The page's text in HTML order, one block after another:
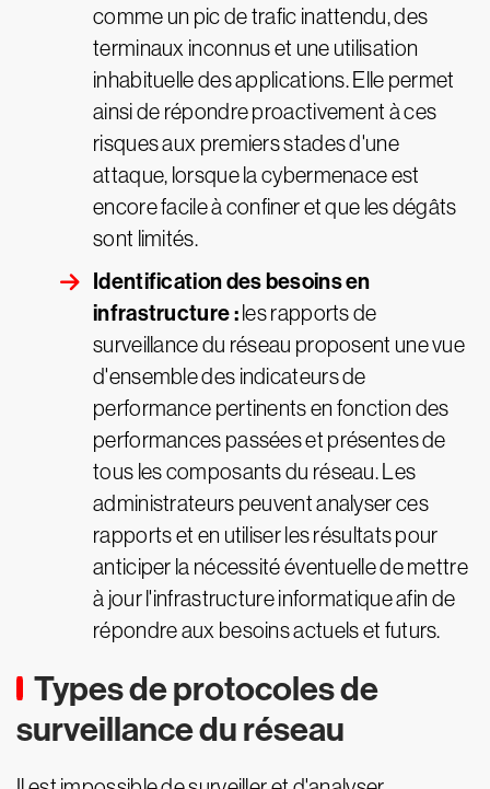
comme un pic de trafic inattendu, des
terminaux inconnus et une utilisation
inhabituelle des applications. Elle permet
ainsi de répondre proactivement à ces
risques aux premiers stades d'une
attaque, lorsque la cybermenace est
encore facile à confiner et que les dégâts
sont limités.
Identification des besoins en
infrastructure :les rapports de
surveillance du réseau proposent une vue
d'ensemble des indicateurs de
performance pertinents en fonction des
performances passées et présentes de
tous les composants du réseau. Les
administrateurs peuvent analyser ces
rapports et en utiliser les résultats pour
anticiper la nécessité éventuelle de mettre
à jour l'infrastructure informatique afin de
répondre aux besoins actuels et futurs.
Types de protocoles de
surveillance du réseau